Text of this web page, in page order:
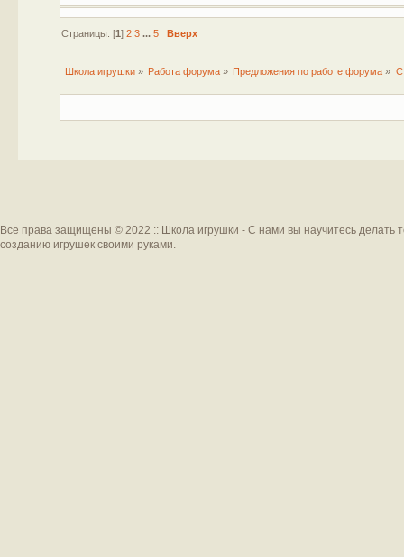
Страницы: [1] 2 3 ... 5 Вверх
Школа игрушки» Работа форума » Предложения по работе форума »
Все права защищены © 2022 :: Школа игрушки - С нами вы научитесь делать
созданию игрушек своими руками.